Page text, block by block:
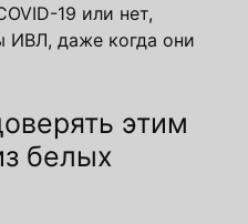
19 или нет,
ИВЛ, даже когда они
этим
белых